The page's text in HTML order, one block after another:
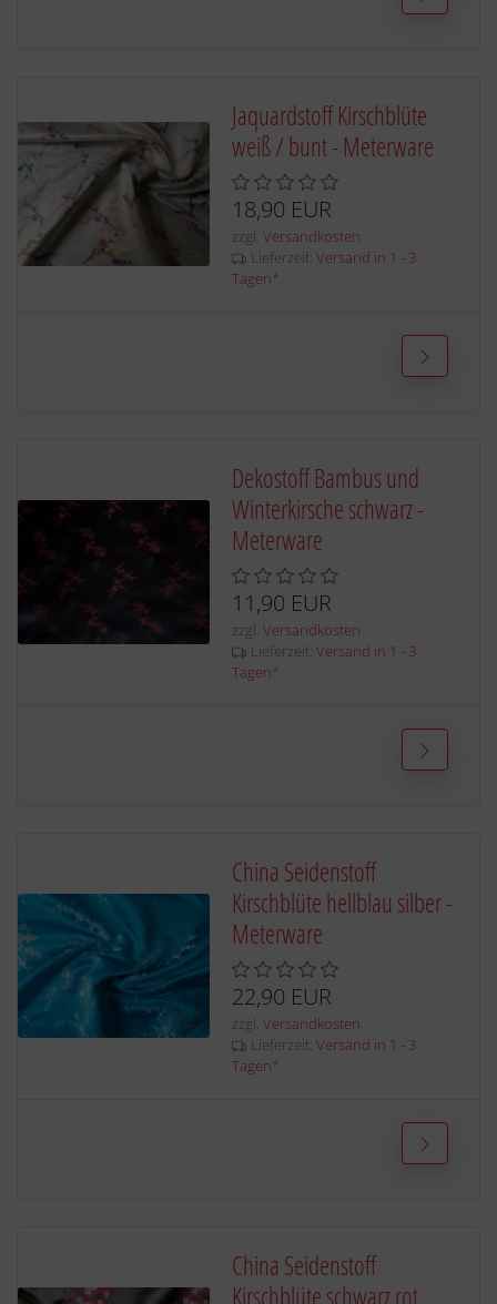
Jaquardstoff Kirschblüte
weiß / bunt - Meterware
18,90 EUR
zzgl.Versandkosten
Lieferzeit:Versand in 1 - 3
Tagen *
Dekostoff Bambus und
Winterkirsche schwarz -
Meterware
11,90 EUR
zzgl.Versandkosten
Lieferzeit:Versand in 1 - 3
Tagen *
China Seidenstoff
Kirschblüte hellblau silber -
Meterware
22,90 EUR
zzgl.Versandkosten
Lieferzeit:Versand in 1 - 3
Tagen *
China Seidenstoff
Kirschblüte schwarz rot